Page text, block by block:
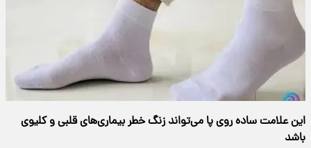
این علامت ساده روی پا می‌تواند زنگ خطر بیماری‌های قلبی و کلیوی
باشد